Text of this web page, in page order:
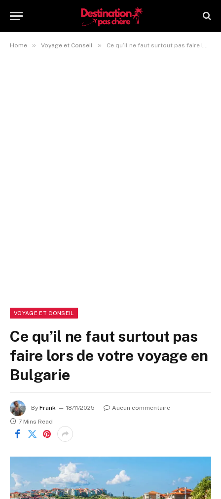
Home » Voyage et Conseil » Ce qu’il ne faut surtout pas faire lors de votre voyage en Bulgarie
VOYAGE ET CONSEIL
Ce qu’il ne faut surtout pas
faire lors de votre voyage en
Bulgarie
By Frank 18/11/2025
Aucun commentaire
7 Mins Read